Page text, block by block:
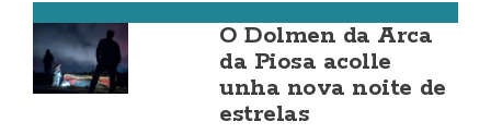
O Dolmen da Arca
da Piosa acolle
unha nova noite de
estrelas